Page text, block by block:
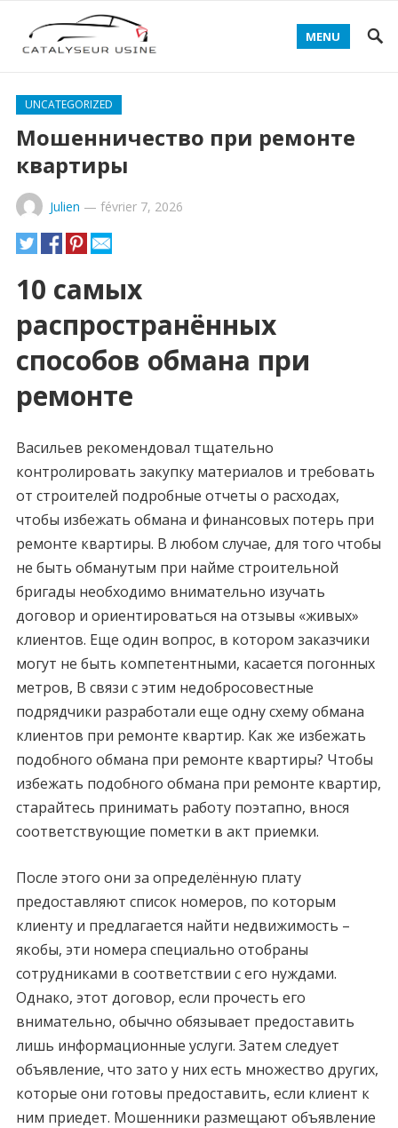
MENU
UNCATEGORIZED
Мошенничество при ремонте
квартиры
Julien — février 7, 2026
10 самых
распространённых
способов обмана при
ремонте
Васильев рекомендовал тщательно
контролировать закупку материалов и требовать
от строителей подробные отчеты о расходах,
чтобы избежать обмана и финансовых потерь при
ремонте квартиры. В любом случае, для того чтобы
не быть обманутым при найме строительной
бригады необходимо внимательно изучать
договор и ориентироваться на отзывы «живых»
клиентов. Еще один вопрос, в котором заказчики
могут не быть компетентными, касается погонных
метров, В связи с этим недобросовестные
подрядчики разработали еще одну схему обмана
клиентов при ремонте квартир. Как же избежать
подобного обмана при ремонте квартиры? Чтобы
избежать подобного обмана при ремонте квартир,
старайтесь принимать работу поэтапно, внося
соответствующие пометки в акт приемки.
После этого они за определённую плату
предоставляют список номеров, по которым
клиенту и предлагается найти недвижимость –
якобы, эти номера специально отобраны
сотрудниками в соответствии с его нуждами.
Однако, этот договор, если прочесть его
внимательно, обычно обязывает предоставить
лишь информационные услуги. Затем следует
объявление, что зато у них есть множество других,
которые они готовы предоставить, если клиент к
ним приедет. Мошенники размещают объявление